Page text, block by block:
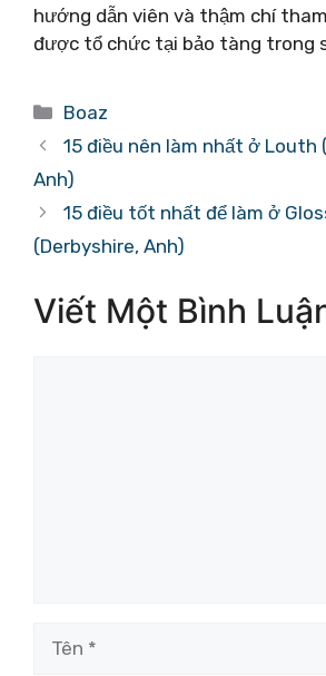
hướng dẫn viên và thậm chí
được tổ chức tại bảo tàng trong
Danh
mục
Boaz
15 điều nên làm nhất ở Louth
Anh)
15 điều tốt nhất để làm ở
(Derbyshire, Anh)
Viết Một Bình